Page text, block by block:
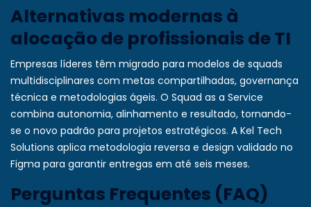
Alternativas modernas à
alocação de profissionais de TI
Empresas líderes têm migrado para modelos de squads
multidisciplinares com metas compartilhadas, governança
técnica e metodologias ágeis. O Squad as a Service
combina autonomia, alinhamento e resultado, tornando-
se o novo padrão para projetos estratégicos. A Kel Tech
Solutions aplica metodologia reversa e design validado no
Figma para garantir entregas em até seis meses.
Perguntas Frequentes (FAQ)